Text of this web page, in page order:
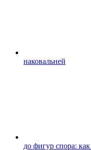
наковальней
до фигур спора: